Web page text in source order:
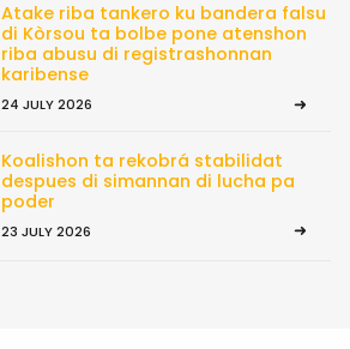
Atake riba tankero ku bandera falsu
di Kòrsou ta bolbe pone atenshon
riba abusu di registrashonnan
karibense
24 JULY 2026
Koalishon ta rekobrá stabilidat
despues di simannan di lucha pa
poder
23 JULY 2026